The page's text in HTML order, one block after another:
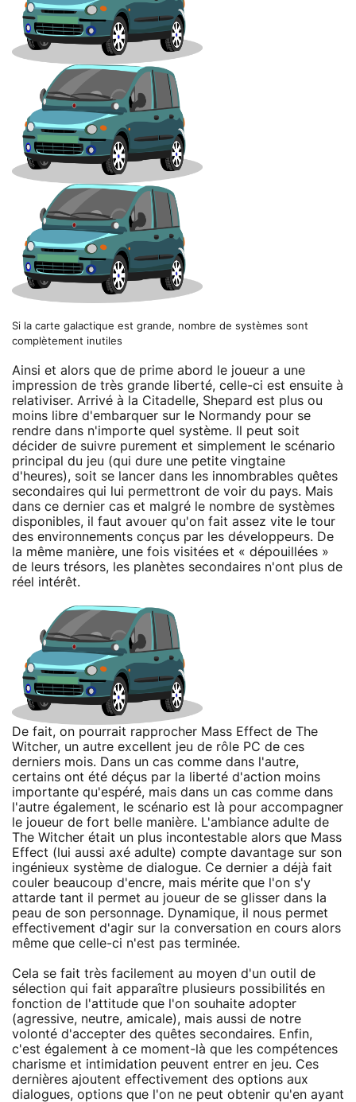
Si la carte galactique est grande, nombre de systèmes sont
complètement inutiles
Ainsi et alors que de prime abord le joueur a une
impression de très grande liberté, celle-ci est ensuite à
relativiser. Arrivé à la Citadelle, Shepard est plus ou
moins libre d'embarquer sur le Normandy pour se
rendre dans n'importe quel système. Il peut soit
décider de suivre purement et simplement le scénario
principal du jeu (qui dure une petite vingtaine
d'heures), soit se lancer dans les innombrables quêtes
secondaires qui lui permettront de voir du pays. Mais
dans ce dernier cas et malgré le nombre de systèmes
disponibles, il faut avouer qu'on fait assez vite le tour
des environnements conçus par les développeurs. De
la même manière, une fois visitées et « dépouillées »
de leurs trésors, les planètes secondaires n'ont plus de
réel intérêt.
De fait, on pourrait rapprocher Mass Effect de The
Witcher, un autre excellent jeu de rôle PC de ces
derniers mois. Dans un cas comme dans l'autre,
certains ont été déçus par la liberté d'action moins
importante qu'espéré, mais dans un cas comme dans
l'autre également, le scénario est là pour accompagner
le joueur de fort belle manière. L'ambiance adulte de
The Witcher était un plus incontestable alors que Mass
Effect (lui aussi axé adulte) compte davantage sur son
ingénieux système de dialogue. Ce dernier a déjà fait
couler beaucoup d'encre, mais mérite que l'on s'y
attarde tant il permet au joueur de se glisser dans la
peau de son personnage. Dynamique, il nous permet
effectivement d'agir sur la conversation en cours alors
même que celle-ci n'est pas terminée.
Cela se fait très facilement au moyen d'un outil de
sélection qui fait apparaître plusieurs possibilités en
fonction de l'attitude que l'on souhaite adopter
(agressive, neutre, amicale), mais aussi de notre
volonté d'accepter des quêtes secondaires. Enfin,
c'est également à ce moment-là que les compétences
charisme et intimidation peuvent entrer en jeu. Ces
dernières ajoutent effectivement des options aux
dialogues, options que l'on ne peut obtenir qu'en ayant